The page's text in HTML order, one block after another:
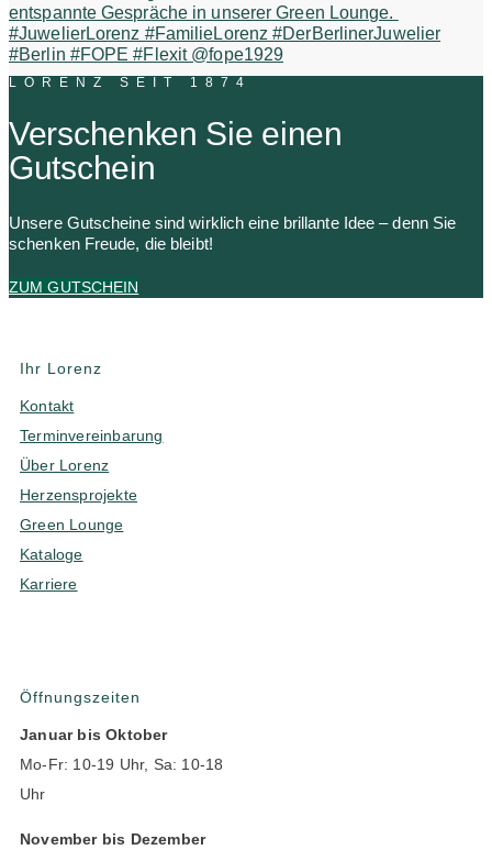
LORENZ SEIT 1874
Verschenken Sie einen
Gutschein
Unsere Gutscheine sind wirklich eine brillante Idee – denn Sie
schenken Freude, die bleibt!
ZUM GUTSCHEIN
Ihr Lorenz
Kontakt
Terminvereinbarung
Über Lorenz
Herzensprojekte
Green Lounge
Kataloge
Karriere
Öffnungszeiten
Januar bis Oktober
Mo-Fr: 10-19 Uhr, Sa: 10-18
Uhr
November bis Dezember